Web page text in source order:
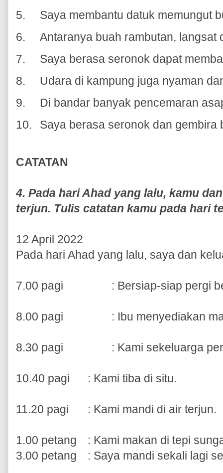
5.
Saya membantu datuk memungut
6.
Antaranya buah rambutan, langsat
7.
Saya berasa seronok dapat
8.
Udara di kampung juga nyaman
9.
Di bandar banyak pencemaran
10.
Saya berasa seronok dan
CATATAN
4. Pada hari Ahad yang lalu, kamu
terjun. Tulis catatan kamu pada hari
12 April 2022
Pada hari Ahad yang lalu, saya dan
7.00 pagi : Bersiap-siap pergi
8.00 pagi : Ibu menyediakan
8.30 pagi : Kami sekeluarga
10.40 pagi : Kami tiba di situ.
11.20 pagi : Kami mandi di air terjun.
1.00 petang
: Kami makan di tepi
3.00 petang
: Saya mandi sekali lagi